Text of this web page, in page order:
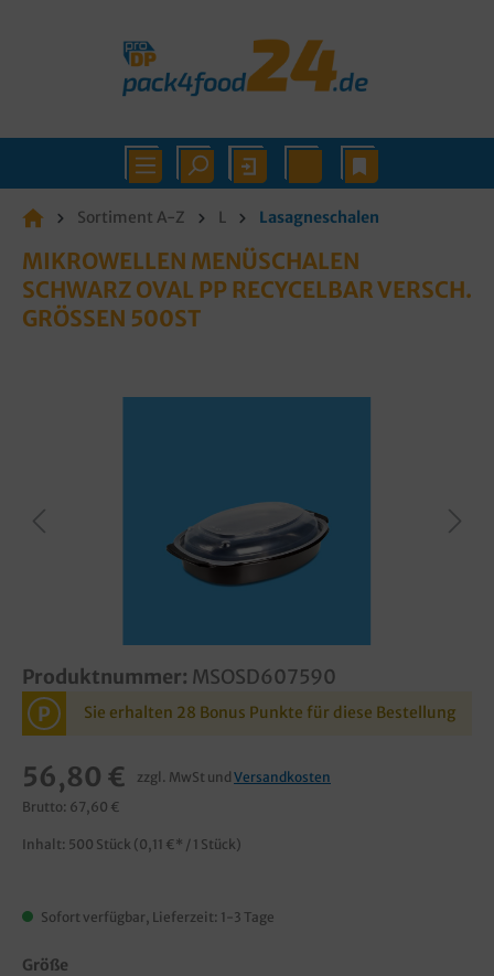
Sortiment A-Z L Lasagneschalen
MIKROWELLEN MENÜSCHALEN
SCHWARZ OVAL PP RECYCELBAR VERSCH.
GRÖSSEN 500ST
Produktnummer: MSOSD607590
P Sie erhalten 28 Bonus Punkte für diese Bestellung
56,80 € zzgl. MwSt und Versandkosten
Brutto: 67,60 €
Inhalt: 500 Stück (0,11 €* / 1 Stück)
Sofort verfügbar, Lieferzeit: 1-3 Tage
Größe